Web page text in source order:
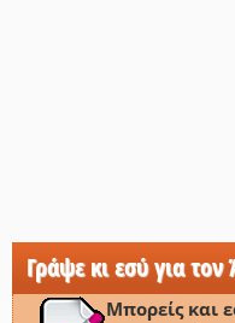
Γράψε κι εσύ για
Μπορείς και